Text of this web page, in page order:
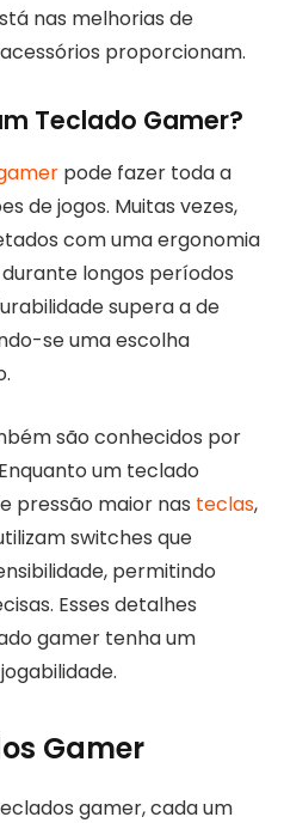
nas melhorias de
proporcionam.
Teclado Gamer?
pode fazer toda a
de jogos. Muitas vezes,
com uma ergonomia
longos períodos
supera a de
se uma escolha
são conhecidos por
um teclado
pressão maior nas teclas,
switches que
permitindo
Esses detalhes
gamer tenha um
Gamer
gamer, cada um